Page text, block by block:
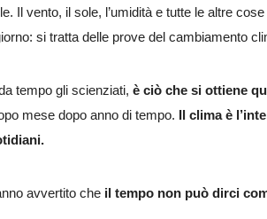
Il vento, il sole, l’umidità e tutte le altre
si tratta delle prove del cambiamento
tempo gli scienziati, è ciò che si ottiene
mese dopo anno di tempo. Il clima è
avvertito che il tempo non può dirci